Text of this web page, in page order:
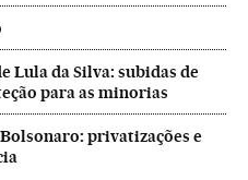
Lula da Silva: subidas de
para as minorias
privatizações e